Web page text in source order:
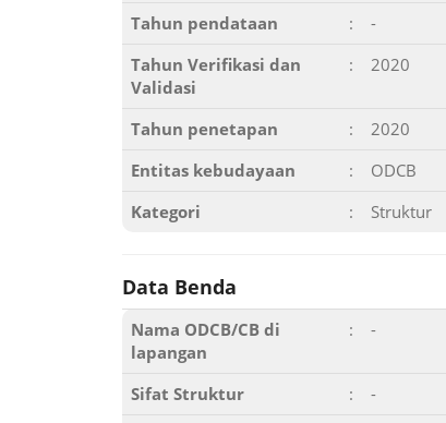
Tahun pendataan
:
-
Tahun Verifikasi dan
Validasi
: 2020
Tahun penetapan :
2020
Entitas kebudayaan
:
ODCB
Kategori
: Struktur
Data Benda
Nama ODCB/CB di
lapangan
: -
Sifat Struktur :
-